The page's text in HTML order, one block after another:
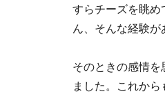
すらチーズを眺め
ん、そんな経験が
そのときの感情
ました。これから